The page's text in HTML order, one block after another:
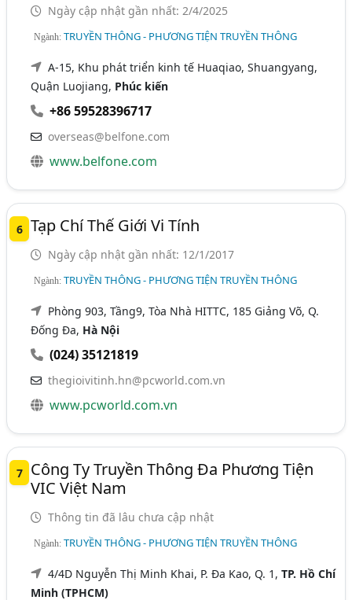
Ngày cập nhật gần nhất: 2/4/2025
Ngành:TRUYỀN THÔNG - PHƯƠNG TIỆN TRUYỀN THÔNG
A-15, Khu phát triển kinh tế Huaqiao, Shuangyang,
Quận Luojiang, Phúc kiến
+86 59528396717
overseas@belfone.com
www.belfone.com
6 Tạp Chí Thế Giới Vi Tính
Ngày cập nhật gần nhất: 12/1/2017
Ngành:TRUYỀN THÔNG - PHƯƠNG TIỆN TRUYỀN THÔNG
Phòng 903, Tầng9, Tòa Nhà HITTC, 185 Giảng Võ, Q.
Đống Đa, Hà Nội
(024) 35121819
thegioivitinh.hn@pcworld.com.vn
www.pcworld.com.vn
7
Công Ty Truyền Thông Đa Phương Tiện
VIC Việt Nam
Thông tin đã lâu chưa cập nhật
Ngành:TRUYỀN THÔNG - PHƯƠNG TIỆN TRUYỀN THÔNG
4/4D Nguyễn Thị Minh Khai, P. Đa Kao, Q. 1,TP. Hồ Chí
Minh (TPHCM)